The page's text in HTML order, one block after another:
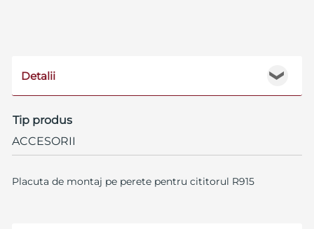
❯
Detalii
Tip produs
ACCESORII
Placuta de montaj pe perete pentru cititorul R915